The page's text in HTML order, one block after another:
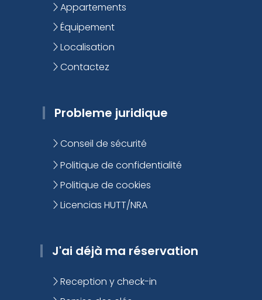
Appartements
Équipement
Localisation
Contactez
Probleme juridique
Conseil de sécurité
Politique de confidentialité
Politique de cookies
Licencias HUTT/NRA
J'ai déjà ma réservation
Reception y check-in